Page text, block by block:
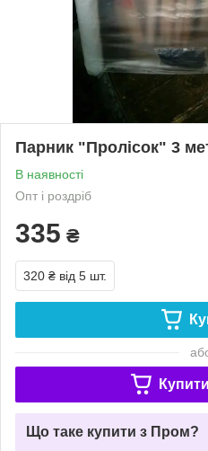
Парник "Пролісок" 3
В наявності
Опт і роздріб
335 ₴
320 ₴ від 5 шт.
Що таке купити з Пром?